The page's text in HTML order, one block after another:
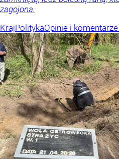
zagojona.
KrajPolitykaOpinie i komentarze